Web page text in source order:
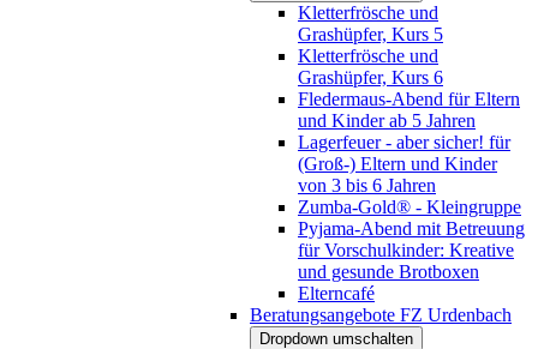
Kletterfrösche und
Grashüpfer, Kurs 5
Kletterfrösche und
Grashüpfer, Kurs 6
Fledermaus-Abend für Eltern
und Kinder ab 5 Jahren
Lagerfeuer - aber sicher! für
(Groß-) Eltern und Kinder
von 3 bis 6 Jahren
Zumba-Gold® - Kleingruppe
Pyjama-Abend mit Betreuung
für Vorschulkinder: Kreative
und gesunde Brotboxen
Elterncafé
Beratungsangebote FZ Urdenbach
Dropdown umschalten